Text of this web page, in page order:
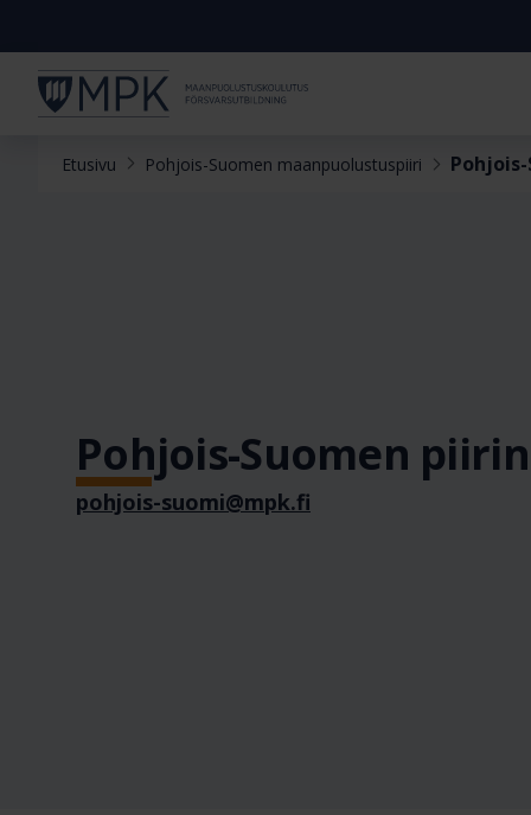
Etusivu Pohjois-Suomen maanpuolustuspiiri
Pohjois-Suomen
pohjois-suomi@mpk.fi